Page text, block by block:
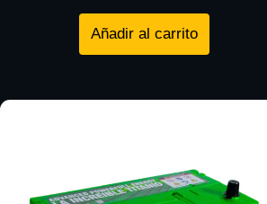
Añadir al carrito